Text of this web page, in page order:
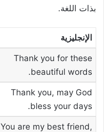
بذات اللغة.
الإنجليزية
Thank you for these
beautiful words.
Thank you, may God
bless your days.
You are my best friend,